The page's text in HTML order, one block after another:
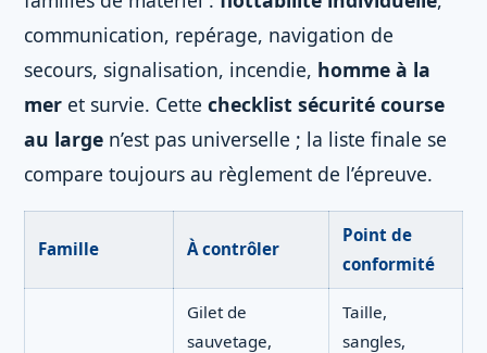
communication, repérage, navigation de
secours, signalisation, incendie, homme à la
mer et survie. Cette checklist sécurité course
au large n’est pas universelle ; la liste finale se
compare toujours au règlement de l’épreuve.
Famille À contrôler
Point de
conformité
Gilet de
sauvetage,
Taille,
sangles,